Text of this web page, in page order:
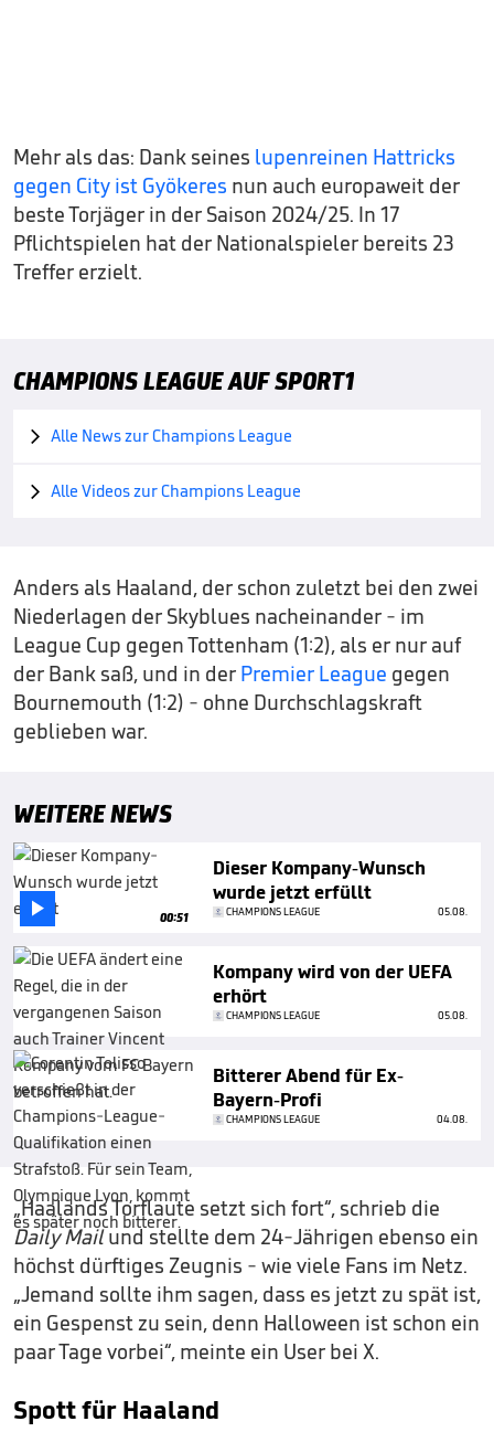
Mehr als das: Dank seines lupenreinen Hattricks
gegen City ist Gyökeres nun auch europaweit der
beste Torjäger in der Saison 2024/25. In 17
Pflichtspielen hat der Nationalspieler bereits 23
Treffer erzielt.
CHAMPIONS LEAGUE AUF SPORT1
 Alle News zur Champions League
 Alle Videos zur Champions League
Anders als Haaland, der schon zuletzt bei den zwei
Niederlagen der Skyblues nacheinander - im
League Cup gegen Tottenham (1:2), als er nur auf
der Bank saß, und in der Premier League gegen
Bournemouth (1:2) - ohne Durchschlagskraft
geblieben war.
WEITERE NEWS
 00:51
Dieser Kompany-Wunsch
wurde jetzt erfüllt
CHAMPIONS LEAGUE 05.08.
Kompany wird von der UEFA
erhört
CHAMPIONS LEAGUE 05.08.
Bitterer Abend für Ex-
Bayern-Profi
CHAMPIONS LEAGUE 04.08.
„Haalands Torflaute setzt sich fort“, schrieb die
Daily Mailund stellte dem 24-Jährigen ebenso ein
höchst dürftiges Zeugnis - wie viele Fans im Netz.
„Jemand sollte ihm sagen, dass es jetzt zu spät ist,
ein Gespenst zu sein, denn Halloween ist schon ein
paar Tage vorbei“, meinte ein User bei X.
Spott für Haaland